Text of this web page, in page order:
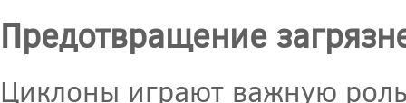
Предотвращение
Циклоны играют важную